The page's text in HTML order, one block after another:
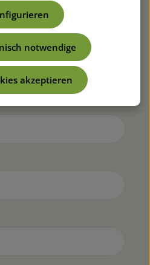
notwendige
akzeptieren